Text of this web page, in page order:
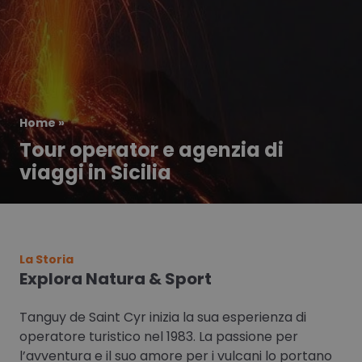
Home»
Tour operator e agenzia di
viaggi in Sicilia
La Storia
Explora Natura & Sport
Tanguy de Saint Cyr inizia la sua esperienza di
operatore turistico nel 1983. La passione per
l’avventura e il suo amore per i vulcani lo portano